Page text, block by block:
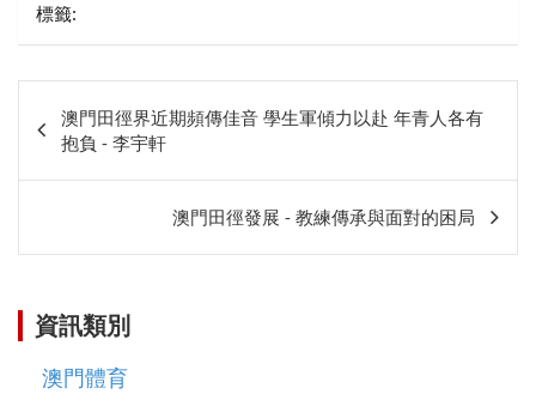
標籤:
章
相
澳門田徑界近期頻傳佳音 學生軍傾力以赴 年青人各有
抱負 - 李宇軒
澳門田徑發展 - 教練傳承與面對的困局
資訊類別
澳門體育